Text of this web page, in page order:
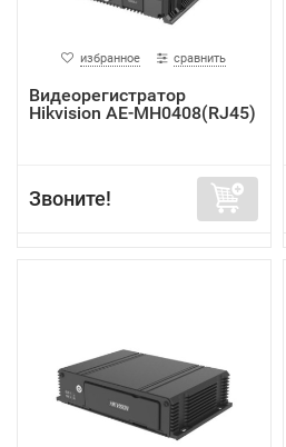
избранное сравнить
Видеорегистратор
Hikvision AE-MH0408(RJ45)
Звоните!